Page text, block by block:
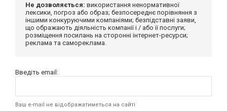
Не дозволяється: використання ненормативної
лексики, погроз або образ; безпосереднє порівняння з
іншими конкуруючими компаніями; безпідставні заяви,
що ображають діяльність компанії і / або її послуги;
розміщення посилань на сторонні інтернет-ресурси;
реклама та самореклама.
Введіть email:
Ваш e-mail не відображатиметься на сайті